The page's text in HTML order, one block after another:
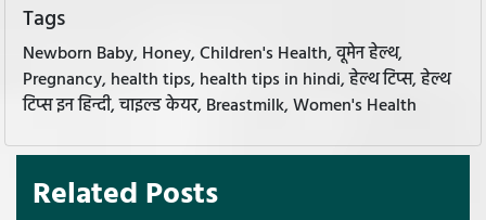
Tags
Newborn Baby, Honey, Children's Health, वूमेन हेल्थ,
Pregnancy, health tips, health tips in hindi, हेल्थ टिप्स, हेल्थ
टिप्स इन हिन्दी, चाइल्ड केयर, Breastmilk, Women's Health
Related Posts